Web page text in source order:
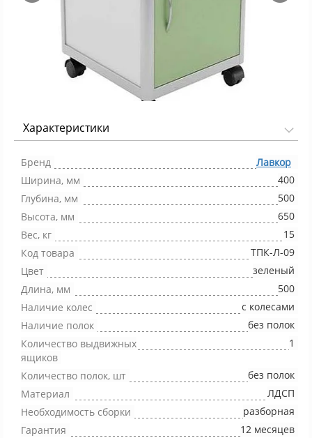
Характеристики
Бренд
Лавкор
Ширина, мм
400
Глубина, мм
500
Высота, мм
650
Вес, кг
15
Код товара
ТПК-Л-09
Цвет
зеленый
Длина, мм
500
Наличие колес
с колесами
Наличие полок
без полок
Количество выдвижных
ящиков
1
Количество полок, шт
без полок
Материал
ЛДСП
Необходимость сборки
разборная
Гарантия
12 месяцев